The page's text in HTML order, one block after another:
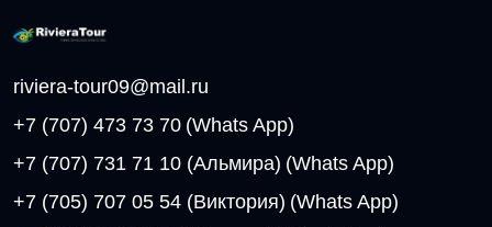
riviera-tour09@mail.ru
+7 (707) 473 73 70 (Whats App)
+7 (707) 731 71 10 (Альмира) (Whats App)
+7 (705) 707 05 54 (Виктория) (Whats App)